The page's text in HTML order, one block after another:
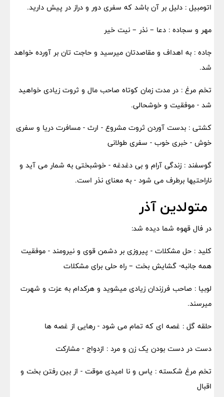
اتومبیل : دلیل بر آن باشد که سفری دور و دراز در پیش دارید.
مهر و سجاده : دعا – نذر – نیت خیر
جاده : به اهداف و مقاصدتان میرسید و حاجت تان بر آورده خواهد
شد.
تخم مرغ : در مدت زمان کوتاه صاحب مال و ثروت زیادی خواهید
شد - موفقیت و خوشحالی.
کشتی : بدست آوردن ثروت مشروع - ارث - مسافرت دریا و سفری
خوش - خبری خوب - سفری طولانی
گوسفند : زندگی آرام و بی دغدغه - خوشبختی به شمار می آید و
ناراحتیها برطرف می شود - به معنای نذر است.
متولدین آذر
در فال قهوه شما دیده شد:
کلید : حل مشکلات - پیروزی بر دشمن قوی و نیرومند - موفقیت
همه جانبه- گشایش بخت – راه حلی برای مشکلات
لوبیا : صاحب فرزندان زیادی میشوید و هرکدام به عزت و شهرت
میرسند.
حلقه گل : غصه ای که تمام می شود - رهایی از غصه ها
دست در دست بودن یک زن و مرد : ازدواج - مشارکت
تخم مرغ شکسته : یاس و نا امیدی موقت - از بین رفتن بخت و
اقبال